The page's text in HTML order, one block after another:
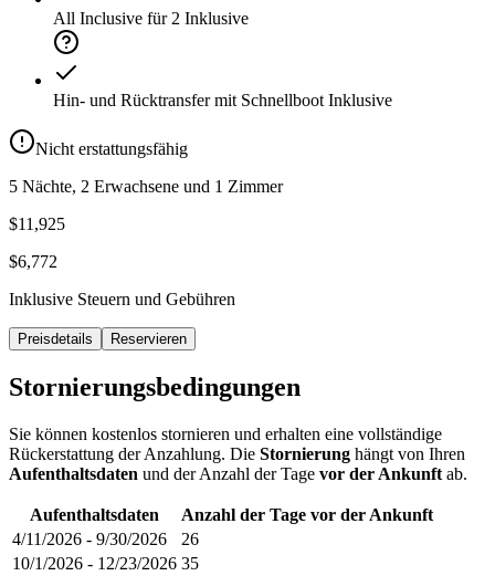
All Inclusive für 2 Inklusive
Hin- und Rücktransfer mit Schnellboot Inklusive
Nicht erstattungsfähig
5 Nächte, 2 Erwachsene und 1 Zimmer
$11,925
$6,772
Inklusive Steuern und Gebühren
Preisdetails Reservieren
Stornierungsbedingungen
Sie können kostenlos stornieren und erhalten eine vollständige
Rückerstattung der Anzahlung. Die Stornierung hängt von Ihren
Aufenthaltsdaten und der Anzahl der Tage vor der Ankunft ab.
Aufenthaltsdaten
Anzahl der Tage vor der Ankunft
4/11/2026 - 9/30/2026
26
10/1/2026 - 12/23/2026 35